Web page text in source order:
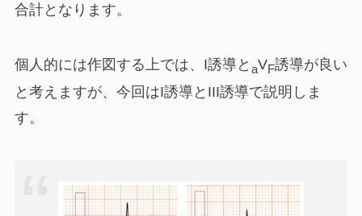
合計となります。
個人的には作図する上では、I誘導と aVF誘導が良い
と考えますが、今回はI誘導とIII誘導で説明しま
す。